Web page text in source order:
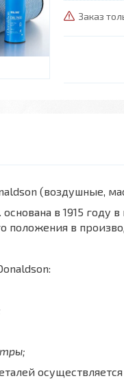
Заказ
(воздушные,
основана в 1915
в